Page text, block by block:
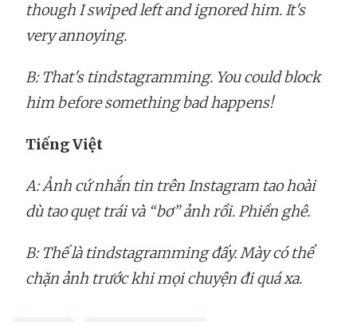
though I swiped left and ignored him. It's
very annoying.
B: That's tindstagramming. You could block
him before something bad happens!
Tiếng Việt
A: Ảnh cứ nhắn tin trên Instagram tao hoài
dù tao quẹt trái và “bơ” ảnh rồi. Phiền ghê.
B: Thế là tindstagramming đấy. Mày có thể
chặn ảnh trước khi mọi chuyện đi quá xa.